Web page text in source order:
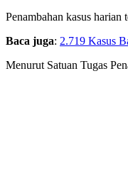
Penambahan kasus
Baca juga: 2.719 Kasus
Menurut Satuan Tugas